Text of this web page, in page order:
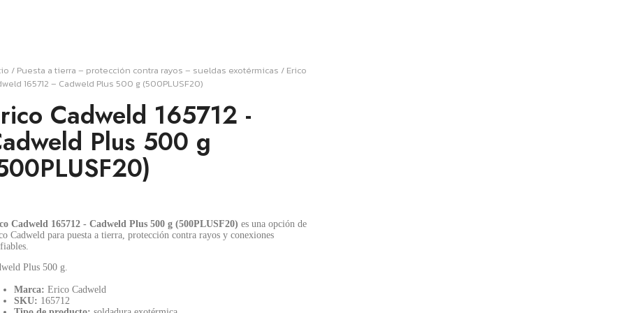
/ Puesta a tierra – protección contra rayos – sueldas exotérmicas / Erico
165712 – Cadweld Plus 500 g (500PLUSF20)
Cadweld 165712 -
Plus 500 g
Cadweld 165712 - Cadweld Plus 500 g (500PLUSF20) es una opción de
Cadweld para puesta a tierra, protección contra rayos y conexiones
Plus 500 g.
Marca: Erico Cadweld
SKU: 165712